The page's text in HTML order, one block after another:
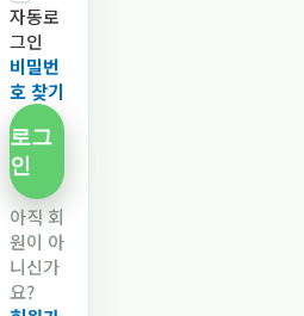
자동로
그인
비밀번
호 찾기
로그
인
아직 회
원이 아
니신가
요?